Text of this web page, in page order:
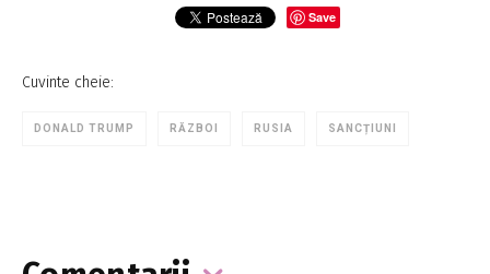
Save
Cuvinte cheie:
DONALD TRUMP RĂZBOI RUSIA SANCȚIUNI